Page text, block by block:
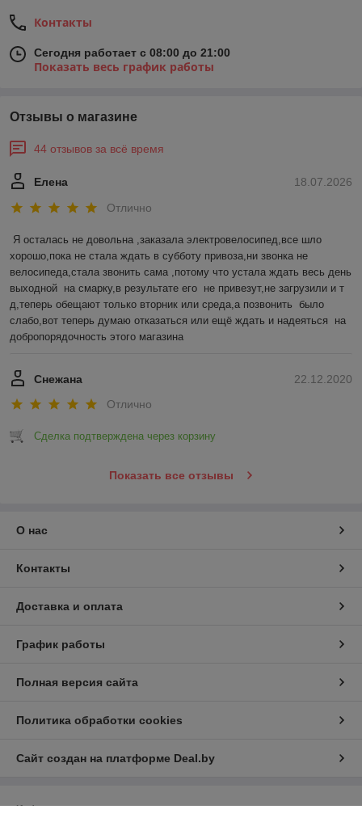
Контакты
Сегодня работает с 08:00 до 21:00
Показать весь график работы
Отзывы о магазине
44 отзывов за всё время
18.07.2026
Елена
Отлично
Я осталась не довольна ,заказала электровелосипед,все шло
хорошо,пока не стала ждать в субботу привоза,ни звонка не
велосипеда,стала звонить сама ,потому что устала ждать весь день
выходной  на смарку,в результате его  не привезут,не загрузили и т
д,теперь обещают только вторник или среда,а позвонить  было
слабо,вот теперь думаю отказаться или ещё ждать и надеяться  на
добропорядочность этого магазина
22.12.2020
Снежана
Отлично
Сделка подтверждена через корзину
Показать все отзывы
О нас
Контакты
Доставка и оплата
График работы
Полная версия сайта
Политика обработки cookies
Сайт создан на платформе Deal.by
Информация для покупателя